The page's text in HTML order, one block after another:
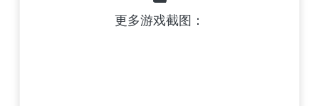
更多游戏截图：